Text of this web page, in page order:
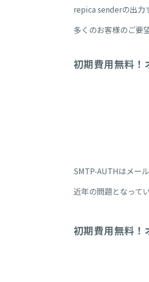
repica senderの出力
多くのお客様のご要
初期費用無料
SMTP-AUTHはメー
近年の問題となって
初期費用無料